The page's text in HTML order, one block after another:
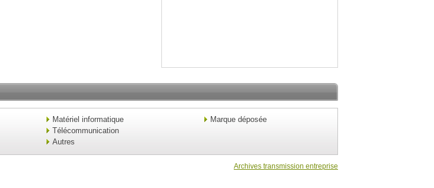
Matériel informatique
Télécommunication
Autres
Marque déposée
Archives transmission entreprise